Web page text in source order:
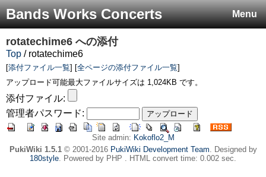
Menu
Bands Works Concerts
rotatechime6 への添付
Top / rotatechime6
[添付ファイル一覧] [全ページの添付ファイル一覧]
アップロード可能最大ファイルサイズは 1,024KB です。
添付ファイル:
管理者パスワード:
Site admin: Kokoflo2_M
PukiWiki 1.5.1© 2001-2016 PukiWiki Development Team. Designed by
180style. Powered by PHP . HTML convert time: 0.002 sec.